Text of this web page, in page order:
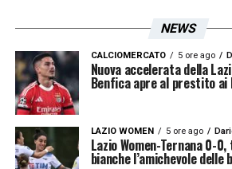
NEWS
CALCIOMERCATO 5 ore ago
Nuova accelerata della
Benfica apre al prestito ai
LAZIO WOMEN 5 ore ago
Lazio Women-Ternana 0-
bianche l’amichevole delle